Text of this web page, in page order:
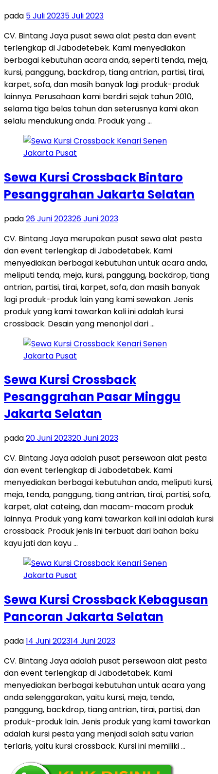
pada 5 Juli 20235 Juli 2023
CV. Bintang Jaya pusat sewa alat pesta dan event
terlengkap di Jabodetebek. Kami menyediakan
berbagai kebutuhan acara anda, seperti tenda, meja,
kursi, panggung, backdrop, tiang antrian, partisi, tirai,
karpet, sofa, dan masih banyak lagi produk-produk
lainnya. Perusahaan kami berdiri sejak tahun 2010,
selama tiga belas tahun dan seterusnya kami akan
selalu mendukung anda. Produk yang …
Sewa Kursi Crossback Bintaro
Pesanggrahan Jakarta Selatan
pada26 Juni 202326 Juni 2023
CV. Bintang Jaya merupakan pusat sewa alat pesta
dan event terlengkap di Jabodetabek. Kami
menyediakan berbagai kebutuhan untuk acara anda,
meliputi tenda, meja, kursi, panggung, backdrop, tiang
antrian, partisi, tirai, karpet, sofa, dan masih banyak
lagi produk-produk lain yang kami sewakan. Jenis
produk yang kami tawarkan kali ini adalah kursi
crossback. Desain yang menonjol dari …
Sewa Kursi Crossback
Pesanggrahan Pasar Minggu
Jakarta Selatan
pada20 Juni 202320 Juni 2023
CV. Bintang Jaya adalah pusat persewaan alat pesta
dan event terlengkap di Jabodetabek. Kami
menyediakan berbagai kebutuhan anda, meliputi kursi,
meja, tenda, panggung, tiang antrian, tirai, partisi, sofa,
karpet, alat cateing, dan macam-macam produk
lainnya. Produk yang kami tawarkan kali ini adalah kursi
crossback. Produk jenis ini terbuat dari bahan baku
kayu jati dan kayu …
Sewa Kursi Crossback Kebagusan
Pancoran Jakarta Selatan
pada14 Juni 202314 Juni 2023
CV. Bintang Jaya adalah pusat persewaan alat pesta
dan event terlengkap di Jabodetabek. Kami
menyediakan berbagai kebutuhan untuk acara yang
anda selenggarakan, yaitu kursi, meja, tenda,
panggung, backdrop, tiang antrian, tirai, partisi, dan
produk-produk lain. Jenis produk yang kami tawarkan
adalah kursi pesta yang menjadi salah satu varian
terlaris, yaitu kursi crossback. Kursi ini memiliki …